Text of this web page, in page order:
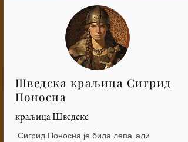
Шведска краљица Сигрид
Поносна
краљица Шведске
Сигрид Поносна је била лепа, али